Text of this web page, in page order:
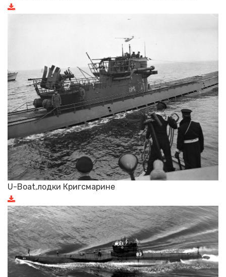
U-Boat,лодки Кригсмарине